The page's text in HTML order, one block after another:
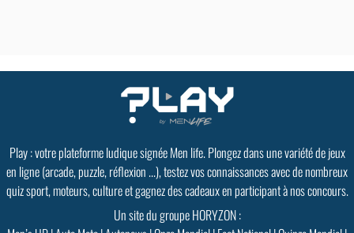
Play : votre plateforme ludique signée Men life. Plongez dans une variété de jeux
en ligne (arcade, puzzle, réflexion ...), testez vos connaissances avec de nombreux
quiz sport, moteurs, culture et gagnez des cadeaux en participant à nos concours.
Un site du groupe HORYZON :